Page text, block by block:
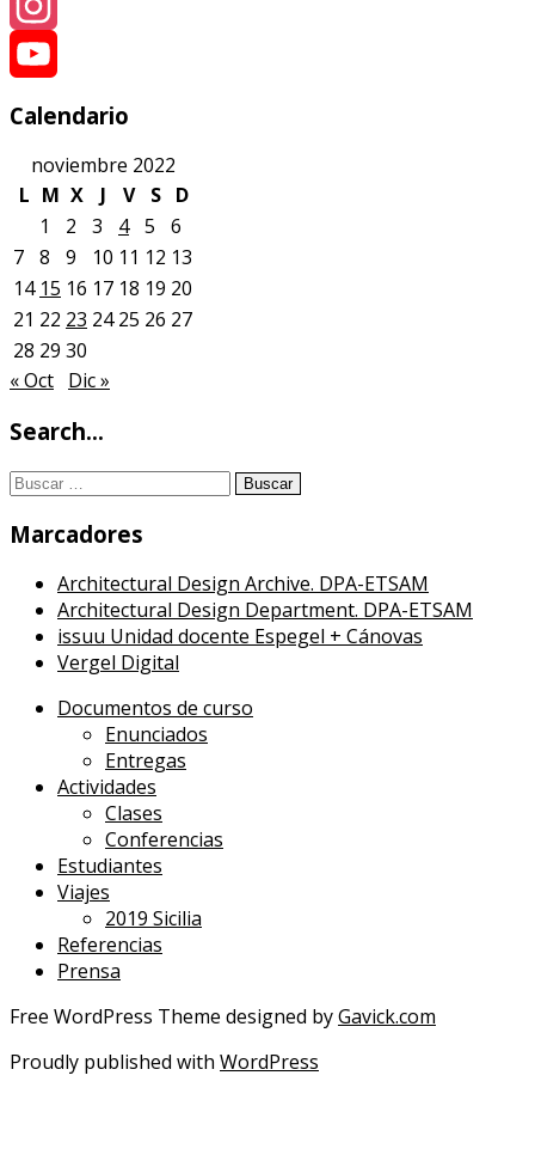
Instagram
YouTube
Calendario
noviembre 2022
L M X J V S
D
1
2 3 4 5
6
7 8 9 10 11 12 13
14 15 16 17 18 19 20
21 22 23 24 25 26 27
28 29 30
« Oct Dic »
Search…
Buscar:
Marcadores
Architectural Design Archive. DPA-ETSAM
Architectural Design Department. DPA-ETSAM
issuu Unidad docente Espegel + Cánovas
Vergel Digital
Documentos de curso
Enunciados
Entregas
Actividades
Clases
Conferencias
Estudiantes
Viajes
2019 Sicilia
Referencias
Prensa
Free WordPress Theme designed byGavick.com
Proudly published with WordPress